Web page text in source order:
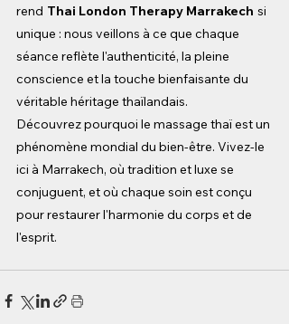
rend Thai London Therapy Marrakech si
unique : nous veillons à ce que chaque
séance reflète l'authenticité, la pleine
conscience et la touche bienfaisante du
véritable héritage thaïlandais.
Découvrez pourquoi le massage thaï est un
phénomène mondial du bien-être. Vivez-le
ici à Marrakech, où tradition et luxe se
conjuguent, et où chaque soin est conçu
pour restaurer l'harmonie du corps et de
l'esprit.